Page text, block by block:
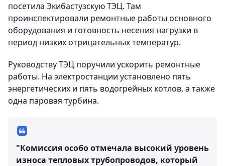
посетила Экибастузскую ТЭЦ. Там
проинспектировали ремонтные работы основного
оборудования и готовность несения нагрузки в
период низких отрицательных температур.
Руководству ТЭЦ поручили ускорить ремонтные
работы. На электростанции установлено пять
энергетических и пять водогрейных котлов, а также
одна паровая турбина.
"Комиссия особо отмечала высокий уровень
износа тепловых трубопроводов, который